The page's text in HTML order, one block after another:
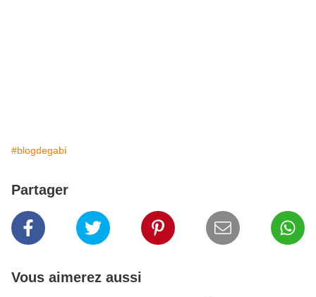
#blogdegabi
Partager
Vous aimerez aussi